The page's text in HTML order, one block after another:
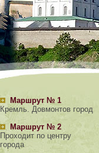
Маршрут № 1
Кремль. Довмонтов город
Маршрут № 2
Проходит по центру
города